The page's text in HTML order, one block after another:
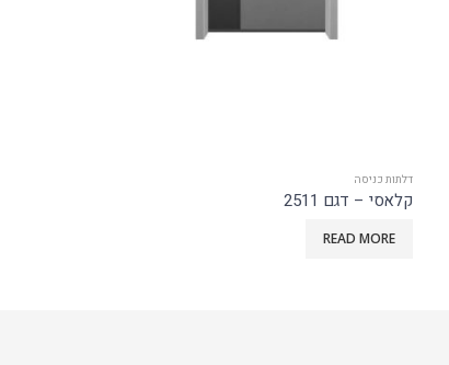
דלתות כניסה
עדן – דגם 2522
READ MORE